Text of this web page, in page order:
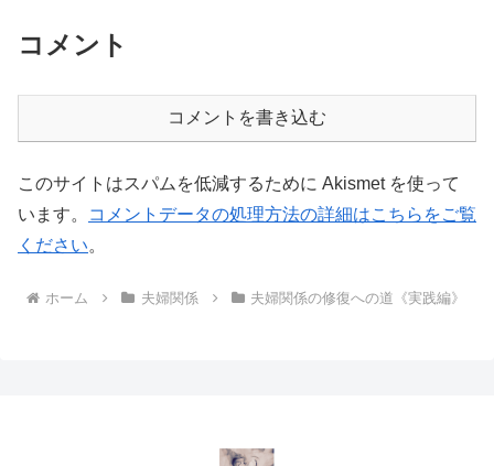
コメント
コメントを書き込む
このサイトはスパムを低減するために Akismet を使って
います。
コメントデータの処理方法の詳細はこちらをご覧
ください。
ホーム 夫婦関係 夫婦関係の修復への道《実践編》